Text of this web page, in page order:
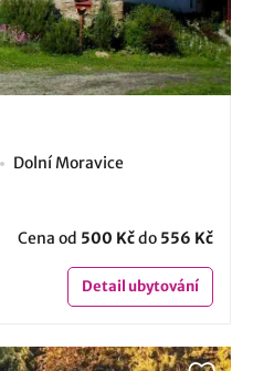
Dolní Moravice
Cena od 500 Kčdo 556 Kč
Detailubytování